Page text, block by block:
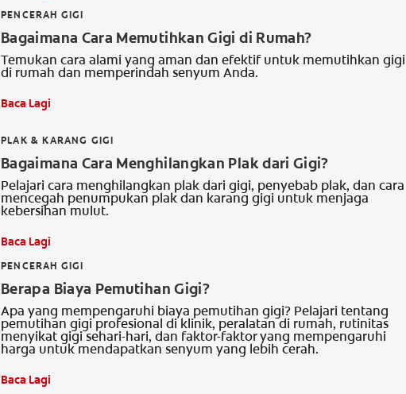
PENCERAH GIGI
Bagaimana Cara Memutihkan Gigi di Rumah?
Temukan cara alami yang aman dan efektif untuk memutihkan gigi
di rumah dan memperindah senyum Anda.
Baca Lagi
PLAK & KARANG GIGI
Bagaimana Cara Menghilangkan Plak dari Gigi?
Pelajari cara menghilangkan plak dari gigi, penyebab plak, dan cara
mencegah penumpukan plak dan karang gigi untuk menjaga
kebersihan mulut.
Baca Lagi
PENCERAH GIGI
Berapa Biaya Pemutihan Gigi?
Apa yang mempengaruhi biaya pemutihan gigi? Pelajari tentang
pemutihan gigi profesional di klinik, peralatan di rumah, rutinitas
menyikat gigi sehari-hari, dan faktor-faktor yang mempengaruhi
harga untuk mendapatkan senyum yang lebih cerah.
Baca Lagi